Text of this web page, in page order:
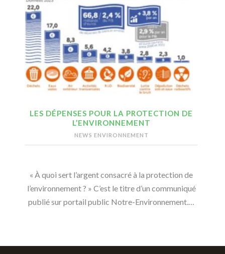
LES DÉPENSES POUR LA PROTECTION DE
L’ENVIRONNEMENT
NEWS ENVIRONNEMENT
« À quoi sert l’argent consacré à la protection de
l’environnement ? » C’est le titre d’un communiqué
publié sur portail public Notre-Environnement.…